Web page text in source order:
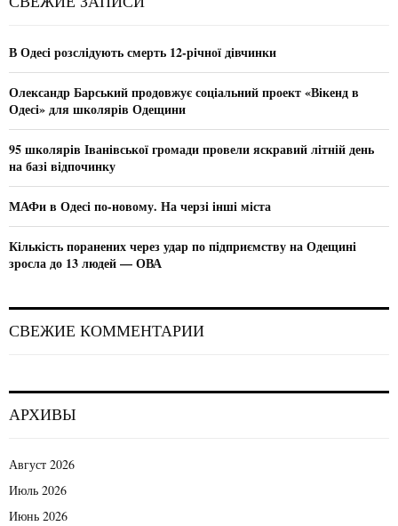
h
o
:
В Одесі розслідують смерть 12-річної дівчинки
Олександр Барський продовжує соціальний проект «Вікенд в
Одесі» для школярів Одещини
95 школярів Іванівської громади провели яскравий літній день
на базі відпочинку
МАФи в Одесі по-новому. На черзі інші міста
Кількість поранених через удар по підприємству на Одещині
зросла до 13 людей — ОВА
СВЕЖИЕ КОММЕНТАРИИ
АРХИВЫ
Август 2026
Июль 2026
Июнь 2026